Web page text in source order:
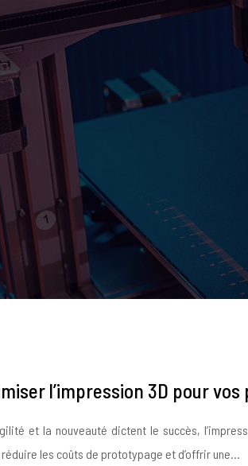
l’impression 3D pour
et la nouveauté dictent le succès,
les coûts de prototypage et d’offrir une…